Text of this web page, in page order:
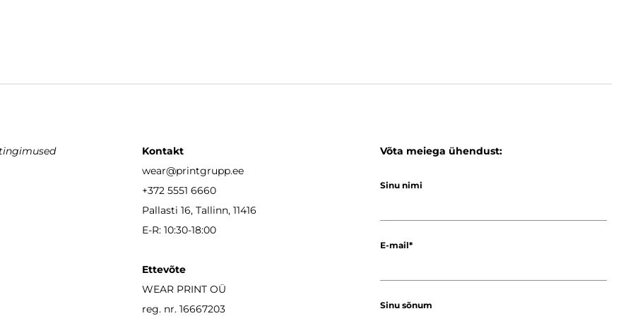
Kontakt
wear@printgrupp.ee
+372 5551 6660
Pallasti 16, Tallinn, 11416
E-R: 10:30-18:00
Ettevõte
WEAR PRINT OÜ
reg. nr. 16667203
Võta meiega ühendust:
Sinu nimi
E-mail
Sinu sõnum